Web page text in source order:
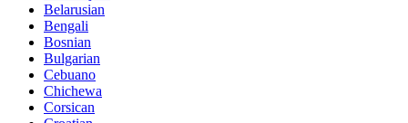
Belarusian
Bengali
Bosnian
Bulgarian
Cebuano
Chichewa
Corsican